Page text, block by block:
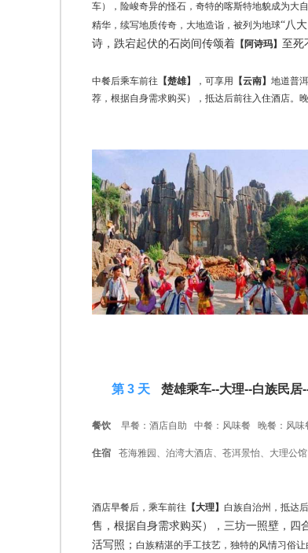
车），险峻奇异的怪石，奇特的喀斯特地貌成为大
精华，续写地质传奇，大地造诣，被列为地球“八
诗，跌宕起伏的石岗间传颂着【阿诗玛】 至死
中餐后乘车前往 【楚雄】 ，可享用 【云南】 地道普
荐，根据自身需求购买）
，抵达后前往 入住酒店。
第 3 天 楚雄乘车--大理--白族民居
餐饮 早餐：酒店自助 中餐：风味餐 晚餐：风味
住宿 苍海雅园、泊湾大酒店、苍洱景怡、大理公
酒店早餐后，乘车前往 【大理】 白族自治州， 抵达后
售，根据自身需求购买），三坊一照壁，四
活写照； 白族精湛的手工技艺，独特的风情习俗